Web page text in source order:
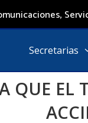
Secretarias
QUE EL